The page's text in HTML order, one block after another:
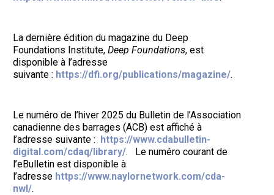
La dernière édition du magazine du Deep
Foundations Institute,Deep Foundations, est
disponible à l’adresse
suivante : https://dfi.org/publications/magazine/.
Le numéro de l’hiver 2025 du Bulletin de l’Association
canadienne des barrages (ACB) est affiché à
l’adresse suivante : https://www.cdabulletin-
digital.com/cdaq/library/. Le numéro courant de
l’eBulletin est disponible à
l’adresse https://www.naylornetwork.com/cda-
nwl/.